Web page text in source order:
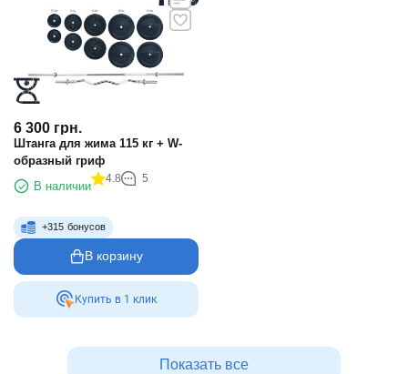
6 300 грн.
Штанга для жима 115 кг + W-
образный гриф
В наличии
4.8 5
+315 бонусов
В корзину
Купить в 1 клик
Показать все